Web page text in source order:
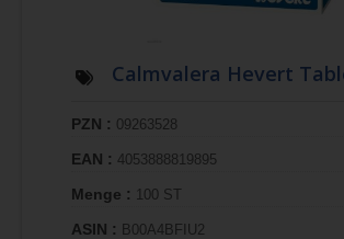
Calmvalera Hevert
PZN : 09263528
EAN : 4053888819895
Menge : 100 ST
ASIN : B00A4BFIU2